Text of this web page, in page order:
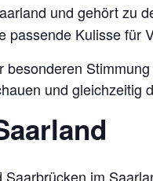
und gehört zu
Kulisse für
und gleichzeitig
im